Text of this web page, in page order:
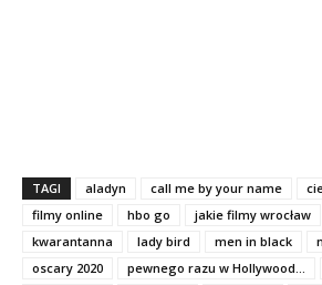
TAGI aladyn call me by your name
filmy online
hbo go jakie filmy wrocław
kwarantanna
lady bird men in black
oscary 2020
pewnego razu w Hollywood...